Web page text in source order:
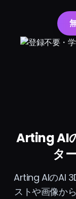
Arting AI
タ
Arting AIのAI
ストや画像か